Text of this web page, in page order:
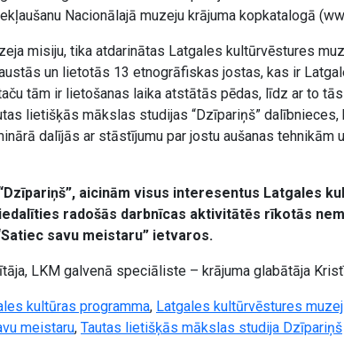
Nacionālajā muzeju krājuma kopkatalogā
misiju, tika atdarinātas Latgales kultūrvēstures
un lietotās 13 etnogrāfiskas jostas, kas ir
tām ir lietošanas laika atstātās pēdas, līdz ar to
lietišķās mākslas studijas “Dzīpariņš” dalībnieces,
dalījās ar stāstījumu par jostu aušanas tehnikām
aicinām visus interesentus Latgales
radošās darbnīcas aktivitātēs rīkotās
savu meistaru” ietvaros.
LKM galvenā speciāliste – krājuma glabātāja
kultūras programma, Latgales kultūrvēstures
meistaru, Tautas lietišķās mākslas studija Dzīpariņš